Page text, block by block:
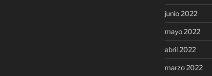
junio 2022
mayo 2022
abril 2022
marzo 2022